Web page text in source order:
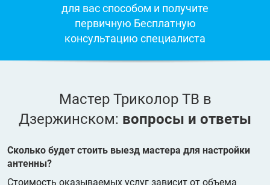
для вас способом и получите
первичную Бесплатную
консультацию специалиста
Мастер Триколор ТВ в
Дзержинском: вопросы и ответы
Сколько будет стоить выезд мастера для настройки
антенны?
Стоимость оказываемых услуг зависит от объема